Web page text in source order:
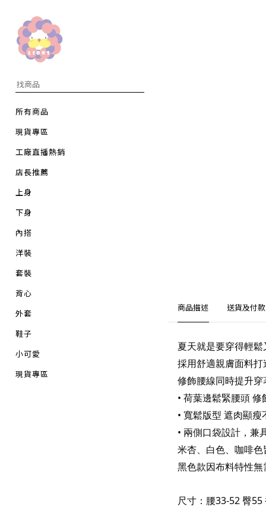
所有商品
現貨專區
工廠直播熱銷
店長推薦
上身
下身
內搭
洋裝
套裝
背心
外套
鞋子
小可愛
現貨專區
商品描述 送貨及付
夏天就是要穿得輕
採用舒適親膚面料
修飾腰線同時提升穿
• 荷葉邊鬆緊腰頭
• 寬鬆版型 遮肉顯瘦
• 兩側口袋設計，兼
米杏、白色、咖啡
黑色款因布料特性
尺寸：腰33-52 臀55